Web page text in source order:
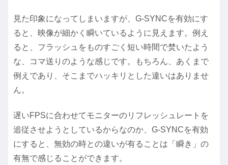
見た印象になってしまいますが、G-SYNCを有効にす
ると、映像が細かく瞬いているように見えます。例え
ると、フラッシュをものすごく短い時間で焚いたよう
な、コマ送りのような感じです。もちろん、あくまで
例えであり、そこまでハッキリとした違いはありませ
ん。
遅いFPSに合わせてモニターのリフレッシュレートを
追従させようとしているからなのか、G-SYNCを有効
にすると、無効の時との違いが有ることは「瞬き」の
有無で感じることができます。